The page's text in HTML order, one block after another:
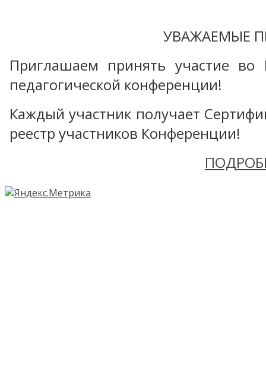
УВАЖАЕМЫЕ
Приглашаем принять участие во
педагогической конференции!
Каждый участник получает
реестр участников Конференции!